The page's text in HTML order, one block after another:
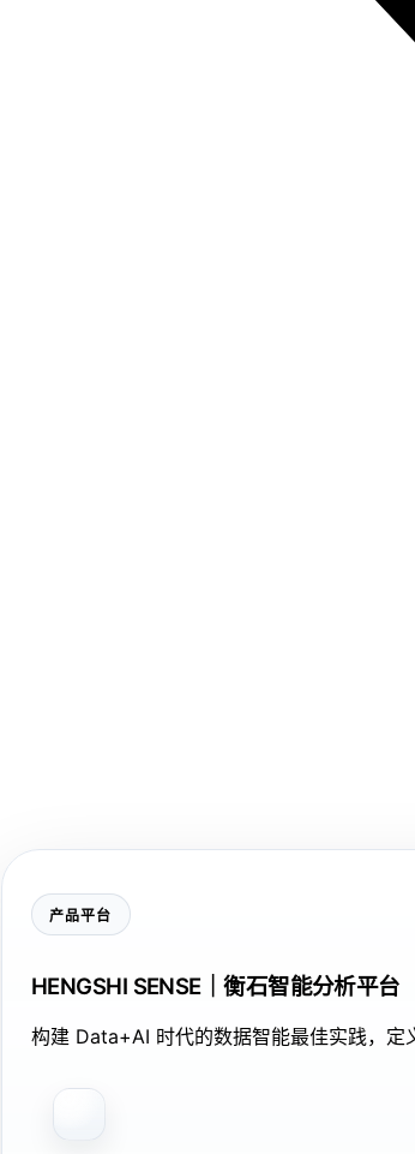
产品平台
HENGSHI SENSE｜衡石智能分析平台
构建 Data+AI 时代的数据智能最佳实践，